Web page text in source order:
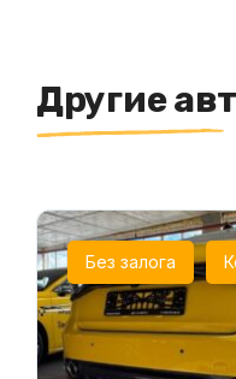
Другие
Без залога